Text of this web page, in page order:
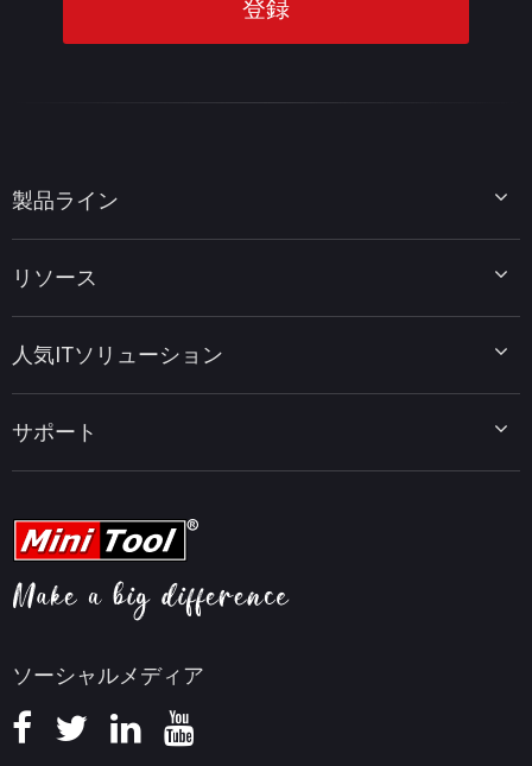
ソーシャルメディア
製品ライン
MiniTool Power Data Recovery
MiniTool PDF Editor
MiniTool MovieMaker
MiniTool uTube Downloader
リソース
データ復元ヒント
PDF編集ヒント
動画編集ヒント
ビデオ変換ヒント
画面録画ヒント
知識ベース
人気ITソリューション
MiniTool ニュースセンター
サポート
ヘルプ